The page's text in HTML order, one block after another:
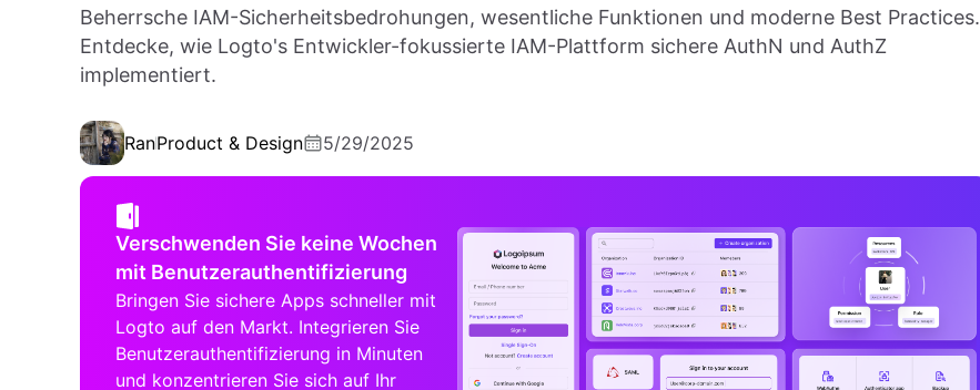
Beherrsche IAM-Sicherheitsbedrohungen, wesentliche Funktionen und moderne Best Practices.
Entdecke, wie Logto's Entwickler-fokussierte IAM-Plattform sichere AuthN und AuthZ
implementiert.
RanProduct & Design 5/29/2025
Verschwenden Sie keine Wochen
mit Benutzerauthentifizierung
Bringen Sie sichere Apps schneller mit
Logto auf den Markt. Integrieren Sie
Benutzerauthentifizierung in Minuten
und konzentrieren Sie sich auf Ihr